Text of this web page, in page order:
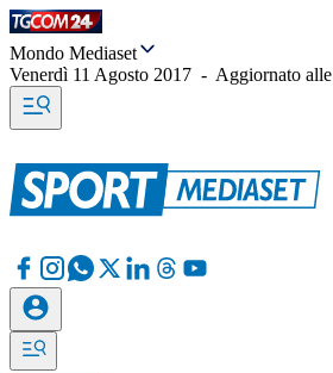
Mondo Mediaset
Venerdì 11 Agosto 2017 - Aggiornato alle